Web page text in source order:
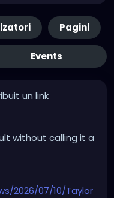
Pagini
Events
un link
without calling it a
2026/07/10/Taylor